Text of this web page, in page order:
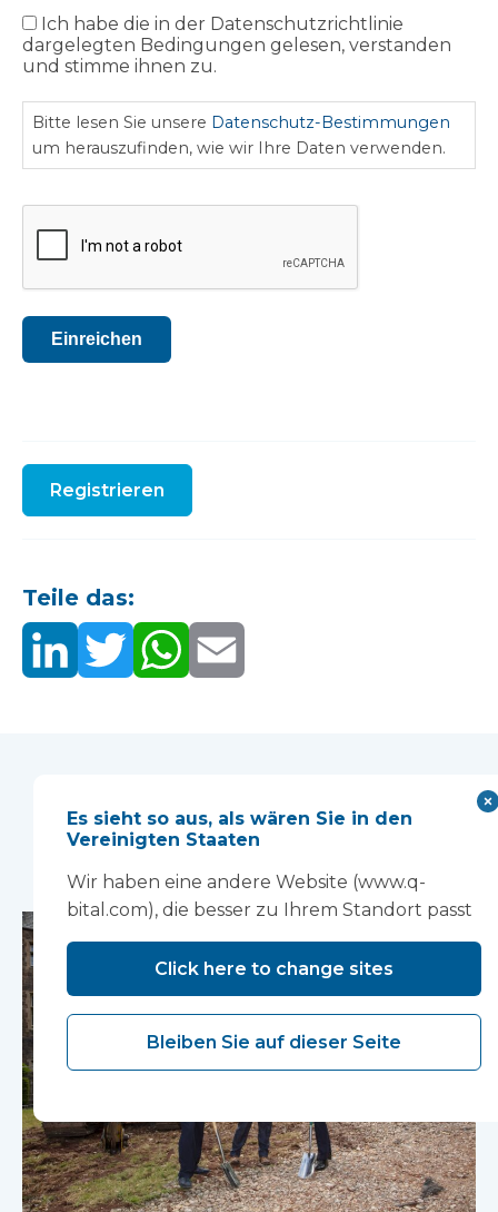
Datenschutz-
Bestimmungen
Ich habe die in der Datenschutzrichtlinie
dargelegten Bedingungen gelesen, verstanden
und stimme ihnen zu.
Bitte lesen Sie unsere Datenschutz-Bestimmungen
um herauszufinden, wie wir Ihre Daten verwenden.
CAPTCHA
Einreichen
Registrieren
Teile das:
Sie können auch
mögen...
Es sieht so aus, als wären Sie in den
Vereinigten Staaten
Wir haben eine andere Website (www.q-
bital.com), die besser zu Ihrem Standort passt
Click here to change sites
Bleiben Sie auf dieser Seite